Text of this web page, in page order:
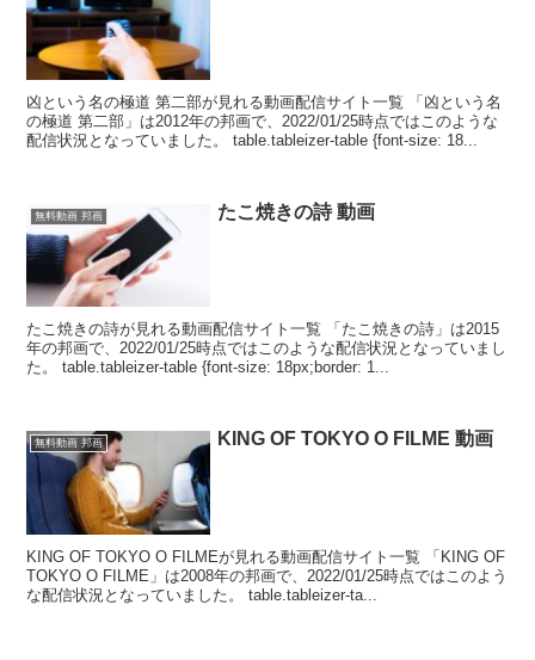
凶という名の極道 第二部が見れる動画配信サイト一覧 「凶という名
の極道 第二部」は2012年の邦画で、2022/01/25時点ではこのような
配信状況となっていました。 table.tableizer-table {font-size: 18...
無料動画 邦画 たこ焼きの詩 動画
たこ焼きの詩が見れる動画配信サイト一覧 「たこ焼きの詩」は2015
年の邦画で、2022/01/25時点ではこのような配信状況となっていまし
た。 table.tableizer-table {font-size: 18px;border: 1...
無料動画 邦画 KING OF TOKYO O FILME 動画
KING OF TOKYO O FILMEが見れる動画配信サイト一覧 「KING OF
TOKYO O FILME」は2008年の邦画で、2022/01/25時点ではこのよう
な配信状況となっていました。 table.tableizer-ta...